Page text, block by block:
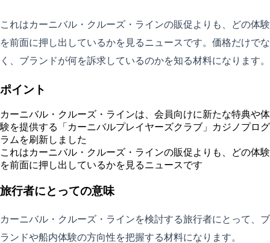
これはカーニバル・クルーズ・ラインの販促よりも、どの体験
を前面に押し出しているかを見るニュースです。価格だけでな
く、ブランドが何を訴求しているのかを知る材料になります。
ポイント
カーニバル・クルーズ・ラインは、会員向けに新たな特典や体
験を提供する「カーニバルプレイヤーズクラブ」カジノプログ
ラムを刷新しました
これはカーニバル・クルーズ・ラインの販促よりも、どの体験
を前面に押し出しているかを見るニュースです
旅行者にとっての意味
カーニバル・クルーズ・ラインを検討する旅行者にとって、ブ
ランドや船内体験の方向性を把握する材料になります。